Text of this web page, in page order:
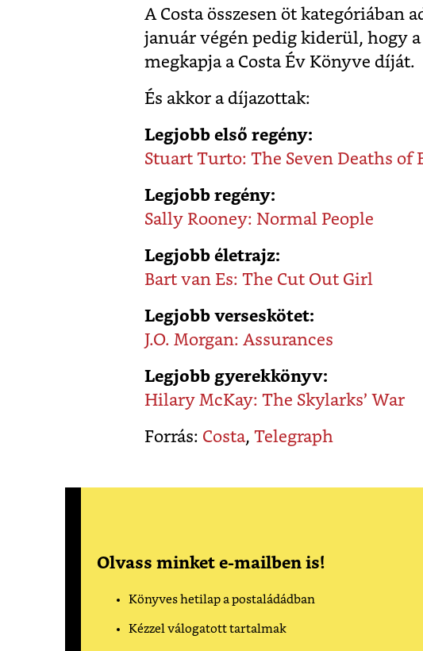
A Costa összesen öt
január végén pedig kiderül, hogy
megkapja a Costa Év Könyve díját.
És akkor a díjazottak:
Legjobb első regény:
Stuart Turto: The Seven Deaths of
Legjobb regény:
Sally Rooney: Normal People
Legjobb életrajz:
Bart van Es: The Cut Out Girl
Legjobb verseskötet:
J.O. Morgan: Assurances
Legjobb gyerekkönyv:
Hilary McKay: The Skylarks’ War
Forrás: Costa, Telegraph
Olvass minket e-mailben is!
Könyves hetilap a postaládádban
Kézzel válogatott tartalmak